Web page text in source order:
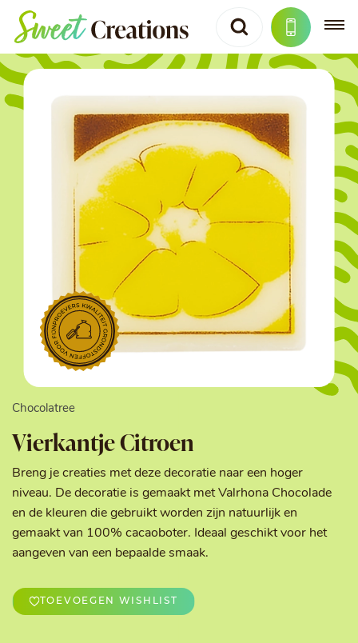
Chocolatree
Vierkantje Citroen
Breng je creaties met deze decoratie naar een hoger
niveau. De decoratie is gemaakt met Valrhona Chocolade
en de kleuren die gebruikt worden zijn natuurlijk en
gemaakt van 100% cacaoboter. Ideaal geschikt voor het
aangeven van een bepaalde smaak.
TOEVOEGEN WISHLIST